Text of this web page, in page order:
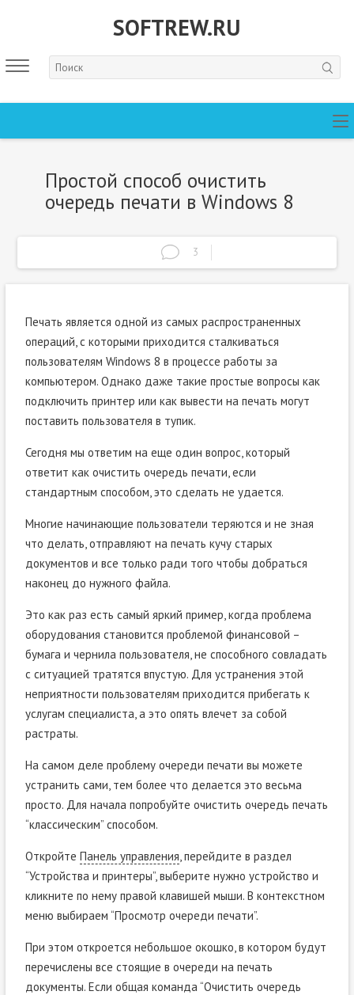
SOFTREW.RU
Простой способ очистить
очередь печати в Windows 8
3
Печать является одной из самых распространенных
операций, с которыми приходится сталкиваться
пользователям Windows 8 в процессе работы за
компьютером. Однако даже такие простые вопросы как
подключить принтер или как вывести на печать могут
поставить пользователя в тупик.
Сегодня мы ответим на еще один вопрос, который
ответит как очистить очередь печати, если
стандартным способом, это сделать не удается.
Многие начинающие пользователи теряются и не зная
что делать, отправляют на печать кучу старых
документов и все только ради того чтобы добраться
наконец до нужного файла.
Это как раз есть самый яркий пример, когда проблема
оборудования становится проблемой финансовой –
бумага и чернила пользователя, не способного совладать
с ситуацией тратятся впустую. Для устранения этой
неприятности пользователям приходится прибегать к
услугам специалиста, а это опять влечет за собой
растраты.
На самом деле проблему очереди печати вы можете
устранить сами, тем более что делается это весьма
просто. Для начала попробуйте очистить очередь печать
“классическим” способом.
Откройте Панель управления, перейдите в раздел
“Устройства и принтеры”, выберите нужно устройство и
кликните по нему правой клавишей мыши. В контекстном
меню выбираем “Просмотр очереди печати”.
При этом откроется небольшое окошко, в котором будут
перечислены все стоящие в очереди на печать
документы. Если общая команда “Очистить очередь